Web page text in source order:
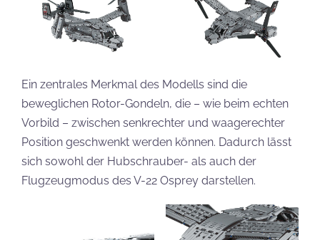
Ein zentrales Merkmal des Modells sind die
beweglichen Rotor-Gondeln, die – wie beim echten
Vorbild – zwischen senkrechter und waagerechter
Position geschwenkt werden können. Dadurch lässt
sich sowohl der Hubschrauber- als auch der
Flugzeugmodus des V-22 Osprey darstellen.